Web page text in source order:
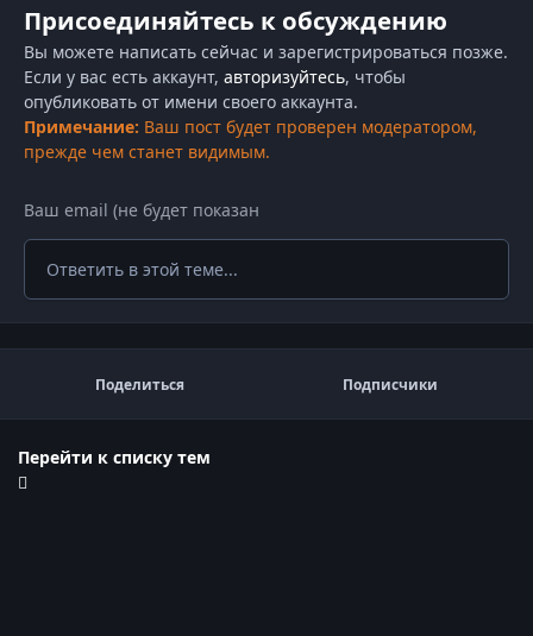
Присоединяйтесь к обсуждению
Вы можете написать сейчас и зарегистрироваться позже.
Если у вас есть аккаунт, авторизуйтесь, чтобы
опубликовать от имени своего аккаунта.
Примечание: Ваш пост будет проверен модератором,
прежде чем станет видимым.
Ответить в этой теме...
Поделиться Подписчики
Перейти к списку тем